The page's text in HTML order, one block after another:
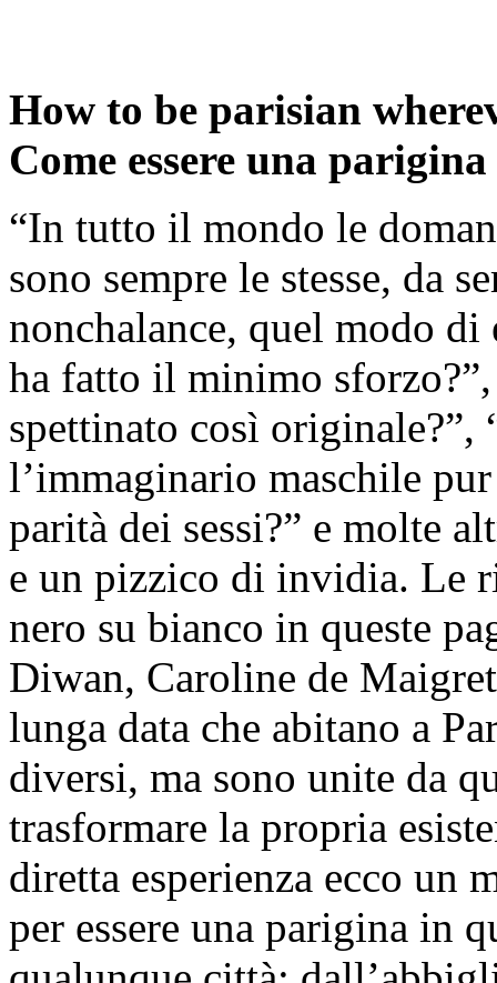
How to be parisian
Come essere una
“In tutto il mondo le
sono sempre le stesse, da
nonchalance, quel modo di
ha fatto il minimo
spettinato così originale?”,
l’immaginario maschile
parità dei sessi?” e molte
e un pizzico di invidia. Le
nero su bianco in queste
Diwan, Caroline de
lunga data che abitano a
diversi, ma sono unite da
trasformare la propria
diretta esperienza ecco un
per essere una parigina in